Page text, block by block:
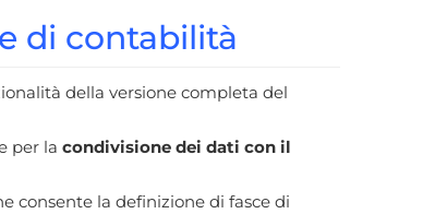
di contabilità
della versione completa del
per la condivisione dei dati con il
consente la definizione di fasce di